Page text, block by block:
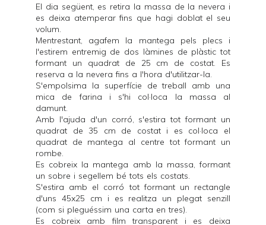
El dia següent, es retira la massa de la nevera i
es deixa atemperar fins que hagi doblat el seu
volum.
Mentrestant, agafem la mantega pels plecs i
l'estirem entremig de dos làmines de plàstic tot
formant un quadrat de 25 cm de costat. Es
reserva a la nevera fins a l'hora d'utilitzar-la.
S'empolsima la superfície de treball amb una
mica de farina i s'hi col·loca la massa al
damunt.
Amb l'ajuda d'un corró, s'estira tot formant un
quadrat de 35 cm de costat i es col·loca el
quadrat de mantega al centre tot formant un
rombe.
Es cobreix la mantega amb la massa, formant
un sobre i segellem bé tots els costats.
S'estira amb el corró tot formant un rectangle
d'uns 45x25 cm i es realitza un plegat senzill
(com si pleguéssim una carta en tres).
Es cobreix amb film transparent i es deixa